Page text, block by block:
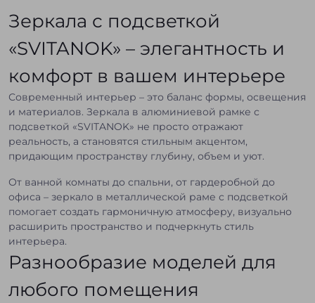
Зеркала с подсветкой
«SVITANOK» – элегантность и
комфорт в вашем интерьере
Современный интерьер – это баланс формы, освещения
и материалов. Зеркала в алюминиевой рамке с
подсветкой «SVITANOK» не просто отражают
реальность, а становятся стильным акцентом,
придающим пространству глубину, объем и уют.
От ванной комнаты до спальни, от гардеробной до
офиса – зеркало в металлической раме с подсветкой
помогает создать гармоничную атмосферу, визуально
расширить пространство и подчеркнуть стиль
интерьера.
Разнообразие моделей для
любого помещения